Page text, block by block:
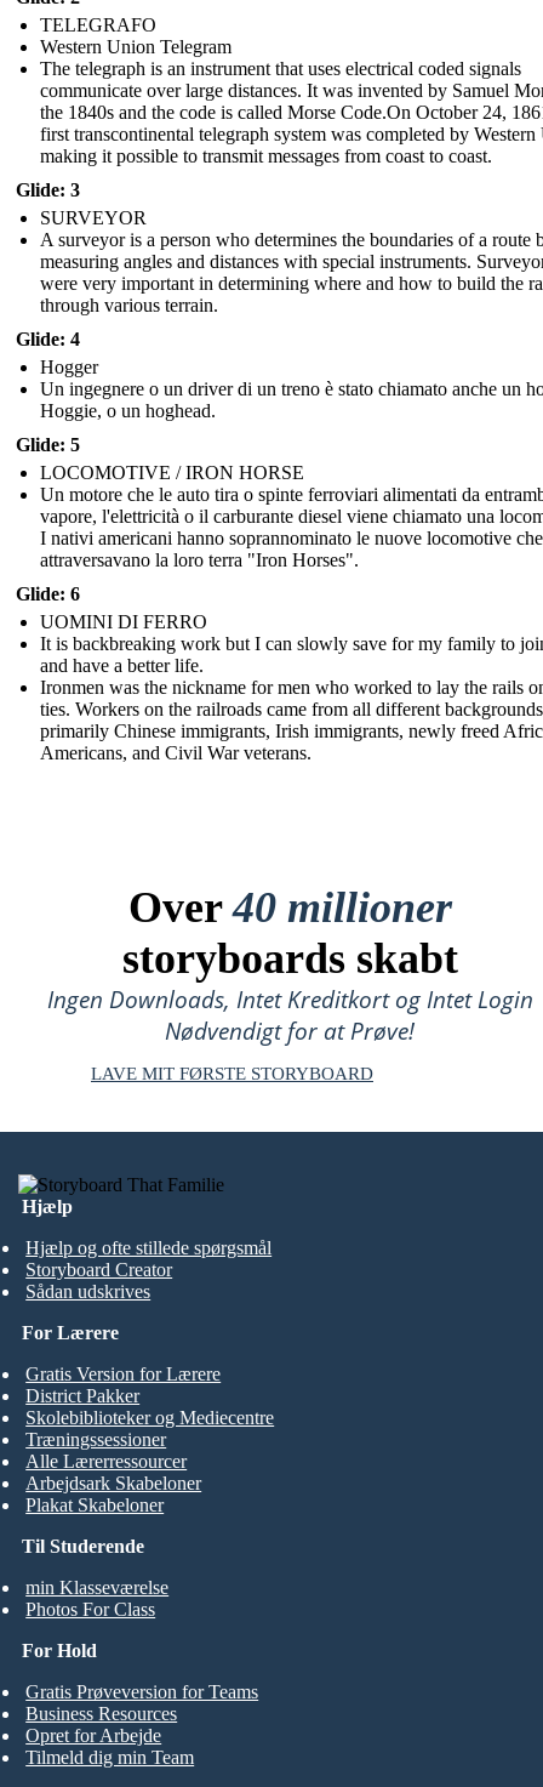
TELEGRAFO
Western Union Telegram
The telegraph is an instrument that uses electrical coded signals
communicate over large distances. It was invented by Samuel
the 1840s and the code is called Morse Code.On October 24,
first transcontinental telegraph system was completed by
making it possible to transmit messages from coast to coast.
Glide: 3
SURVEYOR
A surveyor is a person who determines the boundaries of a route
measuring angles and distances with special instruments.
were very important in determining where and how to build the
through various terrain.
Glide: 4
Hogger
Un ingegnere o un driver di un treno è stato chiamato anche un
Hoggie, o un hoghead.
Glide: 5
LOCOMOTIVE / IRON HORSE
Un motore che le auto tira o spinte ferroviari alimentati da
vapore, l'elettricità o il carburante diesel viene chiamato una
I nativi americani hanno soprannominato le nuove locomotive che
attraversavano la loro terra "Iron Horses".
Glide: 6
UOMINI DI FERRO
It is backbreaking work but I can slowly save for my family to
and have a better life.
Ironmen was the nickname for men who worked to lay the rails
ties. Workers on the railroads came from all different
primarily Chinese immigrants, Irish immigrants, newly freed
Americans, and Civil War veterans.
Over40 millioner
storyboards skabt
Ingen Downloads, Intet Kreditkort og Intet Login
Nødvendigt for at Prøve!
LAVE MIT FØRSTE STORYBOARD
Hjælp
Hjælp og ofte stillede spørgsmål
Storyboard Creator
Sådan udskrives
Til Studerende
min Klasseværelse
Photos For Class
For Lærere
Gratis Version for Lærere
District Pakker
Skolebiblioteker og Mediecentre
Træningssessioner
Alle Lærerressourcer
Arbejdsark Skabeloner
Plakat Skabeloner
For Hold
Gratis Prøveversion for Teams
Business Resources
Opret for Arbejde
Tilmeld dig min Team